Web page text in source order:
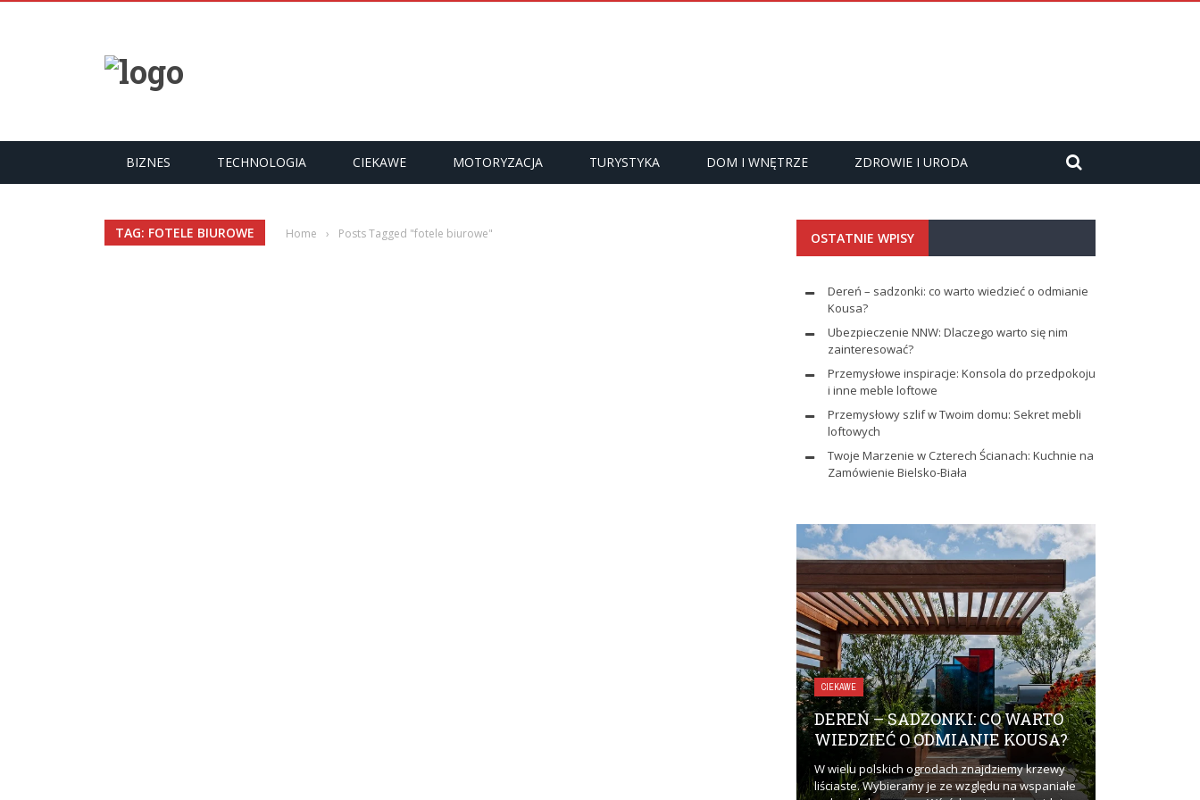
BIZNES TECHNOLOGIA CIEKAWE MOTORYZACJA TURYSTYKA DOM I WNĘTRZE ZDROWIE I URODA
TAG: FOTELE BIUROWE Home › Posts Tagged "fotele biurowe" OSTATNIE WPISY
Dereń – sadzonki: co warto wiedzieć o odmianie
Kousa?
Ubezpieczenie NNW: Dlaczego warto się nim
zainteresować?
Przemysłowe inspiracje: Konsola do przedpokoju
i inne meble loftowe
Przemysłowy szlif w Twoim domu: Sekret mebli
loftowych
Twoje Marzenie w Czterech Ścianach: Kuchnie na
Zamówienie Bielsko-Biała
CIEKAWE
DEREŃ – SADZONKI: CO WARTO
WIEDZIEĆ O ODMIANIE KOUSA?
W wielu polskich ogrodach znajdziemy krzewy
liściaste. Wybieramy je ze względu na wspaniałe